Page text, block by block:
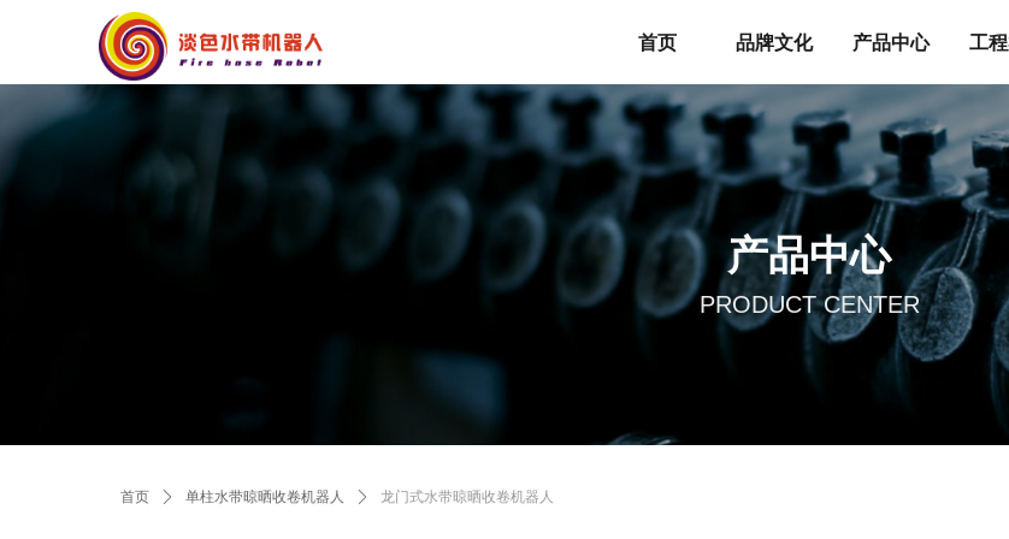
首页 品牌文化 产品中心 工
首页 ꄲ 单柱水带晾晒收卷机器人 ꄲ 龙门式水带晾晒收卷机器人
产品中心
PRODUCT CENTER